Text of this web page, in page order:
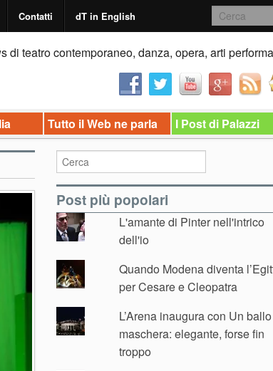
Contatti dT in English
di teatro contemporaneo, danza, opera, arti
Tutto il Web ne parla I Post di Palazzi
Post più popolari
L'amante di Pinter nell'intrico
dell'io
Quando Modena diventa
per Cesare e Cleopatra
L’Arena inaugura con Un
maschera: elegante, forse fin
troppo